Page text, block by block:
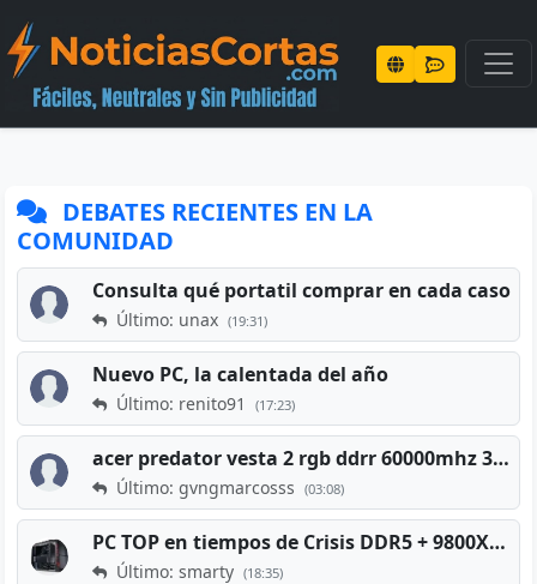
DEBATES RECIENTES EN LA
COMUNIDAD
Consulta qué portatil comprar en cada caso
Último: unax (19:31)
Nuevo PC, la calentada del año
Último: renito91 (17:23)
acer predator vesta 2 rgb ddrr 60000mhz 32gb x2 16gb
Último: gvngmarcosss (03:08)
PC TOP en tiempos de Crisis DDR5 + 9800X3D + RTX 5080 [2026][2400€]
Último: smarty (18:35)